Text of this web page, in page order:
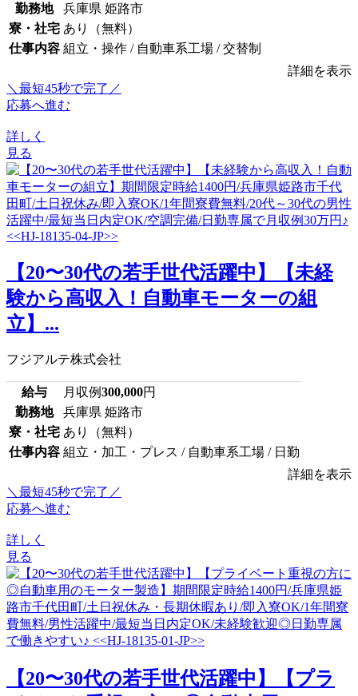
勤務地
兵庫県 姫路市
寮・社宅 あり（無料）
仕事内容 組立・操作 / 自動車系工場 / 交替制
詳細を表示
＼最短45秒で完了／
応募へ進む
詳しく
見る
【20〜30代の若手世代活躍中】【未経
験から高収入！自動車モーターの組
立】...
フジアルテ株式会社
給与 月収例300,000円
勤務地
兵庫県 姫路市
寮・社宅 あり（無料）
仕事内容 組立・加工・プレス / 自動車系工場 / 日勤
詳細を表示
＼最短45秒で完了／
応募へ進む
詳しく
見る
【20〜30代の若手世代活躍中】【プラ